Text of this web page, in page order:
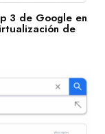
gente que te
sí sabe dónde
3 de Google en
de